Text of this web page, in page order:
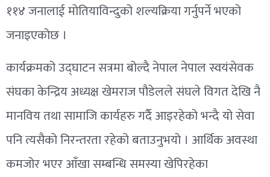
११४ जनालाई मोतियाविन्दुको शल्यक्रिया गर्नुपर्ने भएको
जनाइएकोछ ।
कार्यक्रमको उद्घाटन सत्रमा बोल्दै नेपाल नेपाल स्वयंसेवक
संघका केन्द्रिय अध्यक्ष खेमराज पौडेलले संघले विगत देखि नै
मानविय तथा सामाजि कार्यहरु गर्दै आइरहेको भन्दै यो सेवा
पनि त्यसैको निरन्तरता रहेको बताउनुभयो । आर्थिक अवस्था
कमजोर भएर आँखा सम्बन्धि समस्या खेपिरहेका